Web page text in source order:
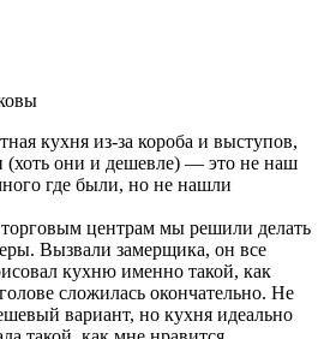
кухня из-за короба и выступов,
(хоть они и дешевле) — это не наш
где были, но не нашли
центрам мы решили делать
Вызвали замерщика, он все
кухню именно такой, как
сложилась окончательно. Не
вариант, но кухня идеально